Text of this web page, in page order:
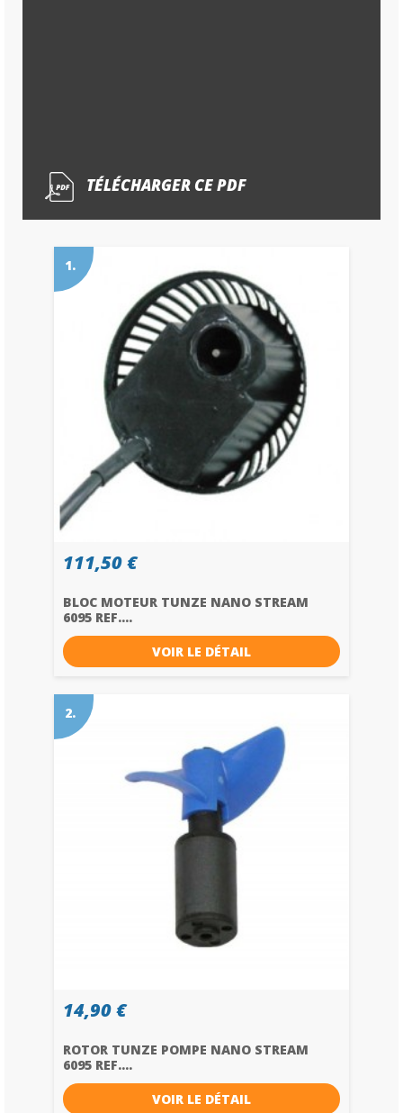
TÉLÉCHARGER CE PDF
1.
111,50 €
BLOC MOTEUR TUNZE NANO STREAM
6095 REF....
VOIR LE DÉTAIL
2.
14,90 €
ROTOR TUNZE POMPE NANO STREAM
6095 REF....
VOIR LE DÉTAIL